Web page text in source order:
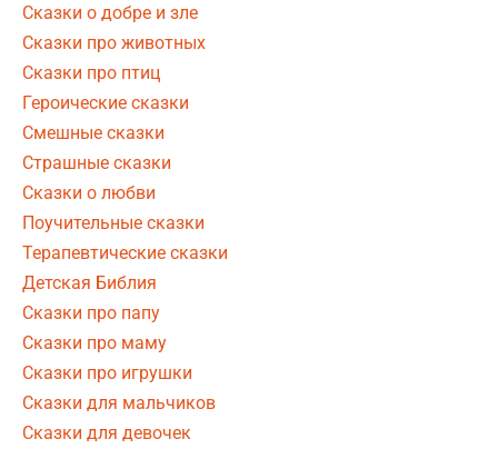
Сказки о добре и зле
Сказки про животных
Сказки про птиц
Героические сказки
Смешные сказки
Страшные сказки
Сказки о любви
Поучительные сказки
Терапевтические сказки
Детская Библия
Сказки про папу
Сказки про маму
Сказки про игрушки
Сказки для мальчиков
Сказки для девочек